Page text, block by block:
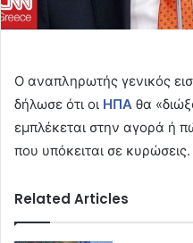
Ο αναπληρωτής γενικός
δήλωσε ότι οι ΗΠΑ θα
εμπλέκεται στην αγορά ή
που υπόκειται σε κυρώσεις.
Related Articles